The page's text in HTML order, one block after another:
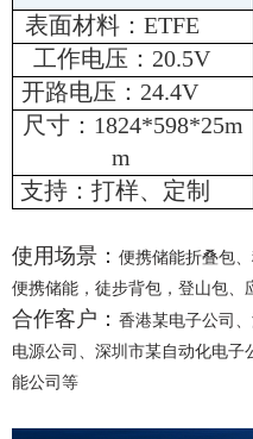
表面材料：ETFE
工作电压：20.5V
开路电压：24.4V
尺寸：1824*598*25m
m
支持：打样、定制
使用场景： 便携储能折叠包
便携储能，徒步背包，登山包、
合作客户： 香港某电子公司
电源公司、深圳市某自动化电
能公司等